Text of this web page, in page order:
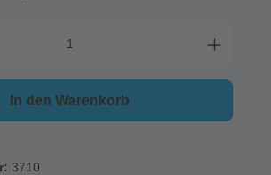
In den Warenkorb
3710